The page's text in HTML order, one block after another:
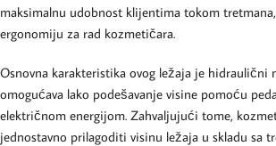
maksimalnu udobnost klijentima tokom
ergonomiju za rad kozmetičara.
Osnovna karakteristika ovog ležaja je hidraulični
omogućava lako podešavanje visine pomoću
električnom energijom. Zahvaljujući tome,
jednostavno prilagoditi visinu ležaja u skladu sa